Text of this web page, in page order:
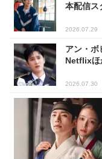
本配信ス
2026.07.29
アン・ボ
Netflixほ
2026.07.30